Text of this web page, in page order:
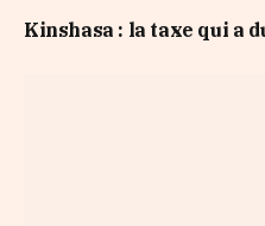
Kinshasa : la taxe qui a